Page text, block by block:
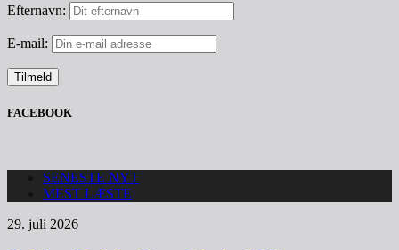
Efternavn:
E-mail:
FACEBOOK
SENESTE NYT
MEST LÆSTE
29. juli 2026